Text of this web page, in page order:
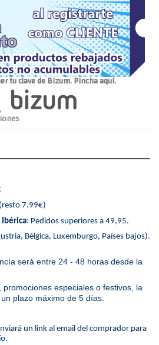
tu clave de Bizum. Pincha aquí.
7.99€)
Ibérica: Pedidos superiores a 49,95.
Bélgica, Luxemburgo, Países bajos).
será entre 24 - 48 horas desde la
especiales o festivos, la
plazo máximo de 5 días.
un link al email del comprador para